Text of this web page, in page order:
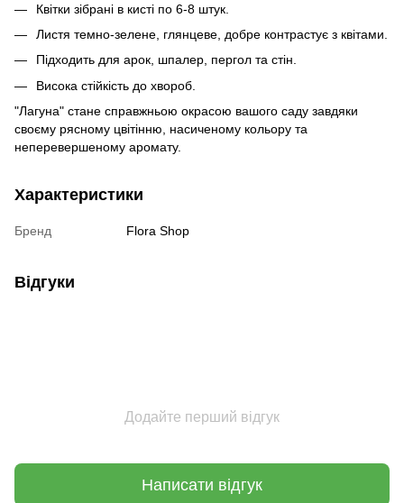
Квітки зібрані в кисті по 6-8 штук.
Листя темно-зелене, глянцеве, добре контрастує з квітами.
Підходить для арок, шпалер, пергол та стін.
Висока стійкість до хвороб.
"Лагуна" стане справжньою окрасою вашого саду завдяки
своєму рясному цвітінню, насиченому кольору та
неперевершеному аромату.
Характеристики
Бренд Flora Shop
Відгуки
Додайте перший відгук
Написати відгук